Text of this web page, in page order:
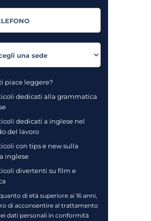
piace leggere?
dedicati alla grammatica
dedicati a inglese nel
del lavoro
con tips e new sulla
inglese
divertenti su film e
di età superiore ai 16 anni,
di acconsentire al trattamento
dati personali in conformità